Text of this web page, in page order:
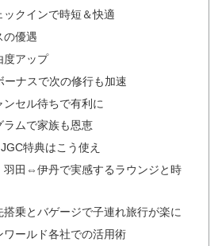
クインで時短＆快適
の優遇
度アップ
ーナスで次の修行も加速
セル待ちで有利に
ラムで家族も恩恵
特典はこう使え
羽田⇔伊丹で実感するラウンジと時
乗とバゲージで子連れ旅行が楽に
ワールド各社での活用術